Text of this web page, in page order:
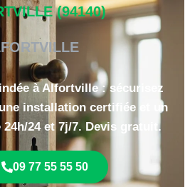
(94140)
à Alfortville : sécurisez
installation certifiée et un
24h/24 et 7j/7. Devis gratuit.
09 77 55 55 50